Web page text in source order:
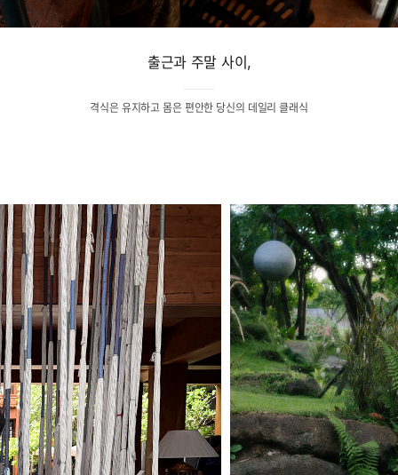
출근과 주말 사이,
격식은 유지하고 몸은 편안한 당신의 데일리 클래식